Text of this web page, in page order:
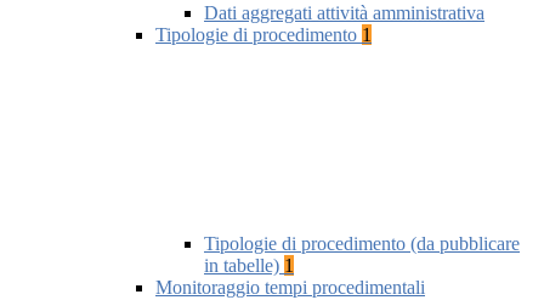
Dati aggregati attività amministrativa
Tipologie di procedimento 1
Tipologie di procedimento (da pubblicare
in tabelle) 1
Monitoraggio tempi procedimentali